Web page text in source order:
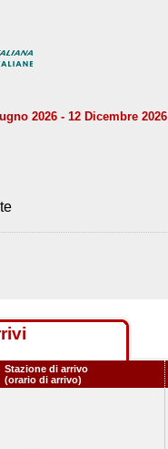
2026 - 12 Dicembre 2026
Stazione di arrivo
(orario di arrivo)